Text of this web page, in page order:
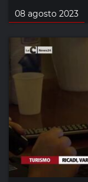
08 agosto 2023